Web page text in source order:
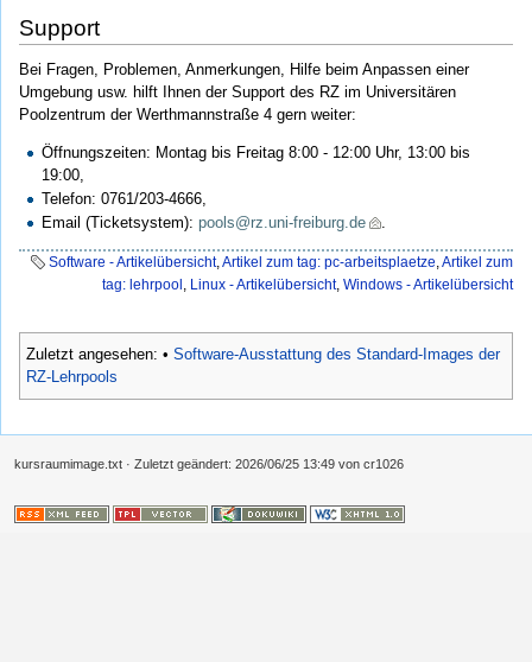
Support
Bei Fragen, Problemen, Anmerkungen, Hilfe beim Anpassen einer
Umgebung usw. hilft Ihnen der Support des RZ im Universitären
Poolzentrum der Werthmannstraße 4 gern weiter:
Öffnungszeiten: Montag bis Freitag 8:00 - 12:00 Uhr, 13:00 bis
19:00,
Telefon: 0761/203-4666,
Email (Ticketsystem):pools@rz.uni-freiburg.de
Software - Artikelübersicht, Artikel zum tag: pc-arbeitsplaetze Artikel zum
tag: lehrpool Linux - Artikelübersicht, Windows - Artikelübersicht
Zuletzt angesehen: • Software-Ausstattung des Standard-Images der
RZ-Lehrpools
kursraumimage.txt · Zuletzt geändert: 2026/06/25 13:49 von cr1026